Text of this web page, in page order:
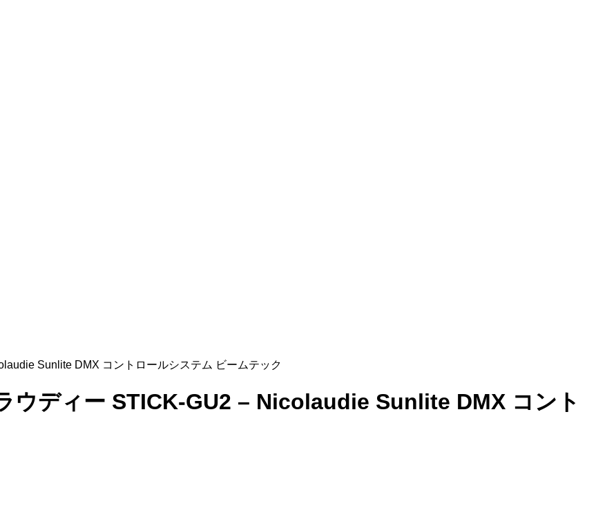
Sunlite DMX コントロールシステム ビームテック
ウディー STICK-GU2 – Nicolaudie Sunlite DMX コント